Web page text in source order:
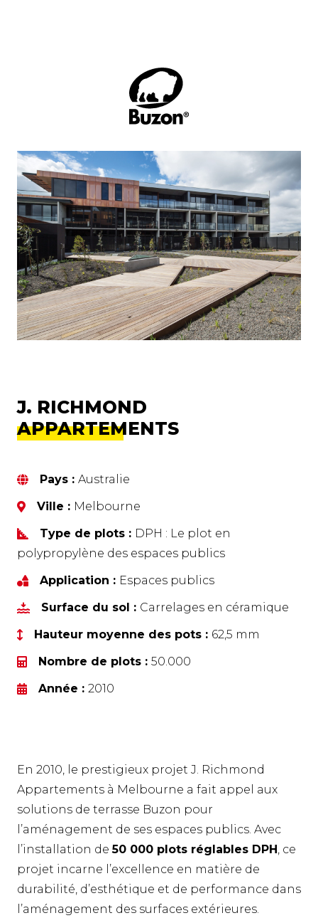
J. RICHMOND
APPARTEMENTS
Pays :Australie
Ville : Melbourne
Type de plots : DPH : Le plot en
polypropylène des espaces publics
Application : Espaces publics
Surface du sol : Carrelages en céramique
Hauteur moyenne des pots : 62,5 mm
Nombre de plots :50.000
Année :2010
En 2010, le prestigieux projet J. Richmond
Appartements à Melbourne a fait appel aux
solutions de terrasse Buzon pour
l’aménagement de ses espaces publics. Avec
l’installation de50 000 plots réglables DPH , ce
projet incarne l’excellence en matière de
durabilité, d’esthétique et de performance dans
l’aménagement des surfaces extérieures.